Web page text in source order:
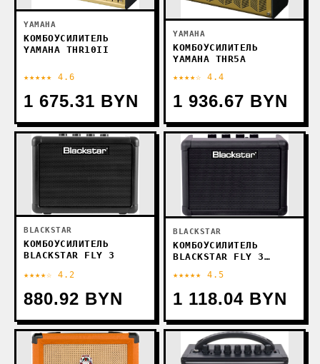
YAMAHA
КОМБОУСИЛИТЕЛЬ
YAMAHA THR10II
★★★★★ 4.6
1 675.31 BYN
YAMAHA
КОМБОУСИЛИТЕЛЬ
YAMAHA THR5A
★★★★☆ 4.4
1 936.67 BYN
BLACKSTAR
КОМБОУСИЛИТЕЛЬ
BLACKSTAR FLY 3
★★★★☆ 4.2
880.92 BYN
BLACKSTAR
КОМБОУСИЛИТЕЛЬ
BLACKSTAR FLY 3
★★★★★ 4.5
1 118.04 BYN